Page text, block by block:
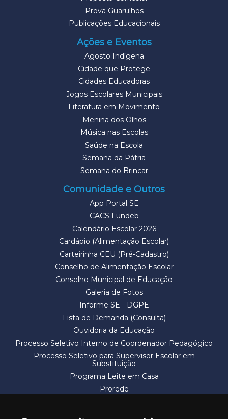
Prova Guarulhos
Publicações Educacionais
Ações e Eventos
Agosto Indígena
Cidade que Protege
Cidades Educadoras
Jogos Escolares Municipais
Literatura em Movimento
Menina dos Olhos
Música nas Escolas
Saúde na Escola
Semana da Pátria
Semana do Brincar
Comunidade e Outros
App Portal SE
CACS Fundeb
Calendário Escolar 2026
Cardápio (Alimentação Escolar)
Carteirinha CEU (Pré-Cadastro)
Conselho de Alimentação Escolar
Conselho Municipal de Educação
Galeria de Fotos
Informe SE - DGPE
Lista de Demanda (Consulta)
Ouvidoria da Educação
Processo Seletivo Interno de Coordenador Pedagógico
Processo Seletivo para Supervisor Escolar em
Substituição
Programa Leite em Casa
Prorede